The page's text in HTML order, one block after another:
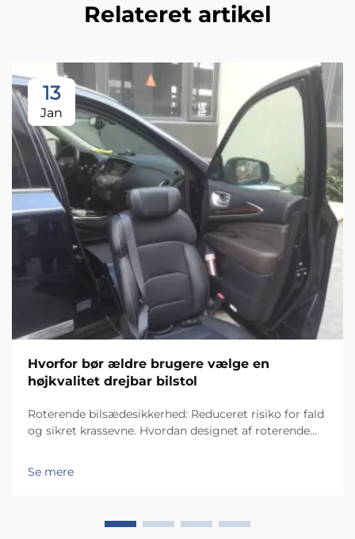
Relateret artikel
13
Jan
Hvorfor bør ældre brugere vælge en
højkvalitet drejbar bilstol
Roterende bilsædesikkerhed: Reduceret risiko for fald
og sikret krassevne. Hvordan designet af roterende
roteringsmekanisme, der drejer det 90 grader mod
Se mere